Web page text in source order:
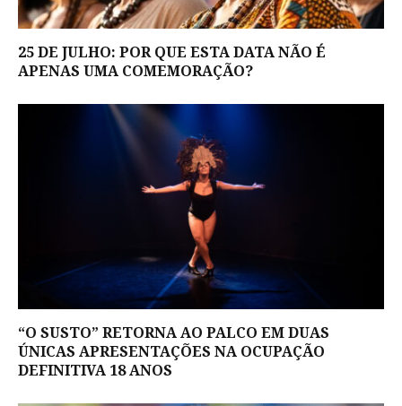
25 DE JULHO: POR QUE ESTA DATA NÃO É
APENAS UMA COMEMORAÇÃO?
“O SUSTO” RETORNA AO PALCO EM DUAS
ÚNICAS APRESENTAÇÕES NA OCUPAÇÃO
DEFINITIVA 18 ANOS